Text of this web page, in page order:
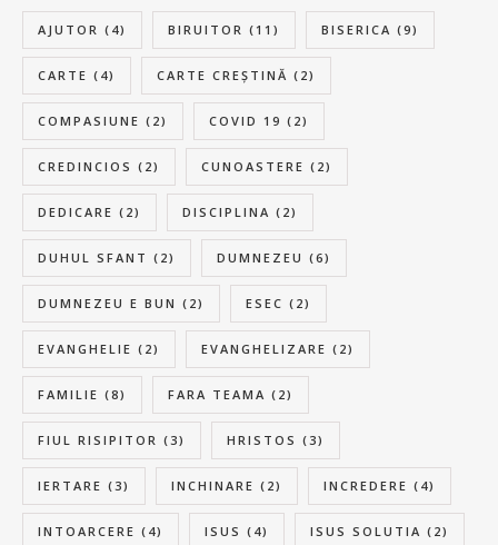
AJUTOR (4) BIRUITOR (11) BISERICA (9)
CARTE (4) CARTE CREȘTINĂ (2)
COMPASIUNE (2) COVID 19 (2)
CREDINCIOS (2) CUNOASTERE (2)
DEDICARE (2) DISCIPLINA (2)
DUHUL SFANT (2) DUMNEZEU (6)
DUMNEZEU E BUN (2) ESEC (2)
EVANGHELIE (2) EVANGHELIZARE (2)
FAMILIE (8) FARA TEAMA (2)
FIUL RISIPITOR (3) HRISTOS (3)
IERTARE (3) INCHINARE (2) INCREDERE (4)
INTOARCERE (4) ISUS (4) ISUS SOLUTIA (2)